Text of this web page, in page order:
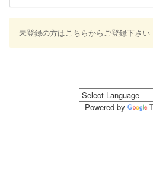
未登録の方はこちらからご登録下さい
Powered by